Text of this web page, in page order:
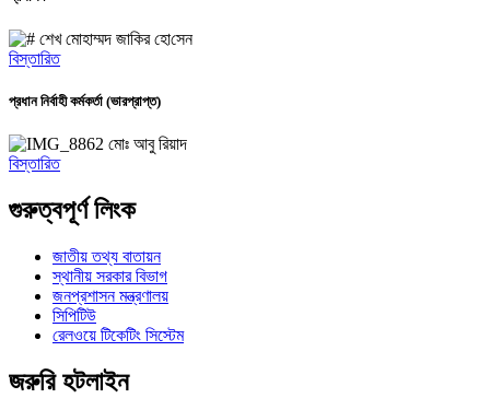
শেখ মোহাম্মদ জা‌কির হো‌সেন
বিস্তারিত
প্রধান নির্বাহী কর্মকর্তা (ভারপ্রাপ্ত)
মোঃ আবু রিয়াদ
বিস্তারিত
গুরুত্বপূর্ণ লিংক
জাতীয় তথ্য বাতায়ন
স্থানীয় সরকার বিভাগ
জনপ্রশাসন মন্ত্রণালয়
সিপিটিউ
রেলওয়ে টিকেটিং সিস্টেম
জরুরি হটলাইন